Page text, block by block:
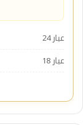
عيار 24
عيار 18